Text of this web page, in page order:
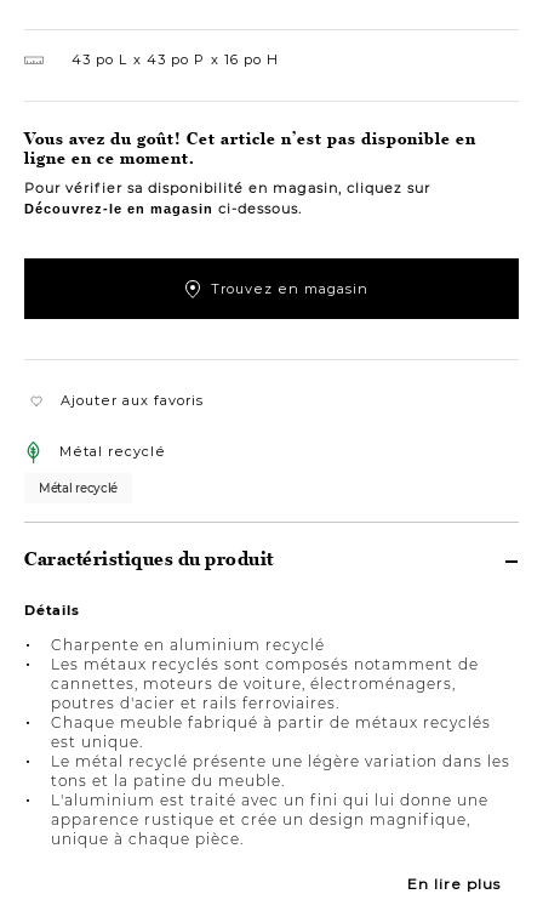
43 po L 43 po P 16 po H
Vous avez du goût! Cet article n’est pas disponible en
ligne en ce moment.
Pour vérifier sa disponibilité en magasin, cliquez sur
Découvrez-le en magasin ci-dessous.
Trouvez en magasin
Ajouter aux favoris
Métal recyclé
Métal recyclé
Caractéristiques du produit
Détails
Charpente en aluminium recyclé
Les métaux recyclés sont composés notamment de
cannettes, moteurs de voiture, électroménagers,
poutres d'acier et rails ferroviaires.
Chaque meuble fabriqué à partir de métaux recyclés
est unique.
Le métal recyclé présente une légère variation dans les
tons et la patine du meuble.
L'aluminium est traité avec un fini qui lui donne une
apparence rustique et crée un design magnifique,
unique à chaque pièce.
En lire plus